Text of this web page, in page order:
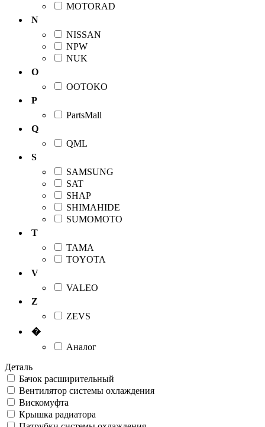
MOTORAD
N
NISSAN
NPW
NUK
O
OOTOKO
P
PartsMall
Q
QML
S
SAMSUNG
SAT
SHAP
SHIMAHIDE
SUMOMOTO
T
TAMA
TOYOTA
V
VALEO
Z
ZEVS
�
Аналог
Деталь
Бачок расширительный
Вентилятор системы охлаждения
Вискомуфта
Крышка радиатора